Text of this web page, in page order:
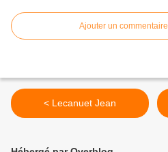
Ajouter un commentaire
< Lecanuet Jean